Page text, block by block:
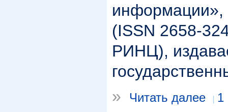
информации»,
(ISSN 2658-
РИНЦ),
»
Читать далее 1